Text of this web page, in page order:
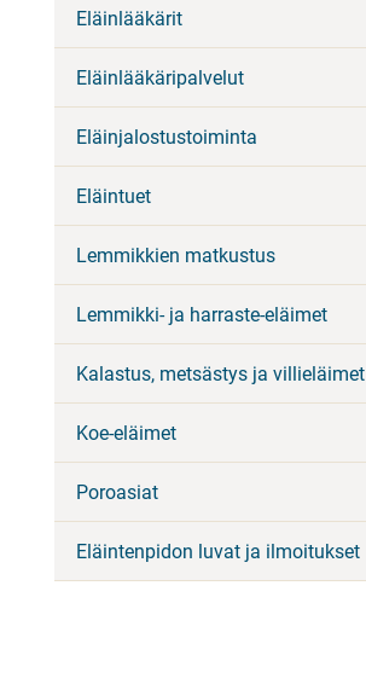
Eläinlääkärit
Eläinlääkäripalvelut
Eläinjalostustoiminta
Eläintuet
Lemmikkien matkustus
Lemmikki- ja harraste-eläimet
Kalastus, metsästys ja villieläimet
Koe-eläimet
Poroasiat
Eläintenpidon luvat ja ilmoitukset